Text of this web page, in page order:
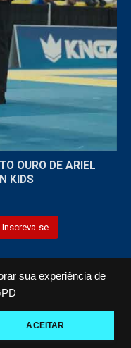
sua experiência de
ACEITAR
...
OURO DE ARIEL
KIDS
Inscreva-se
VF Comunica
Vídeos